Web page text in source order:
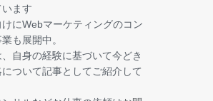
ます
にWebマーケティングのコン
も展開中。
自身の経験に基づいて今どき
ついて記事としてご紹介して